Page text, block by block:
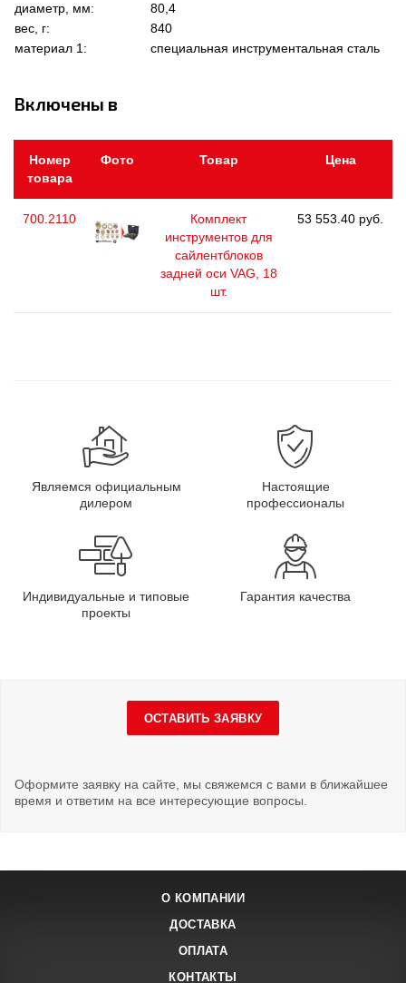
диаметр, мм:
80,4
вес, г:
840
материал 1:
специальная инструментальная сталь
Включены в
Номер
товара
Фото Товар Цена
700.2110
Комплект
инструментов для
сайлентблоков
задней оси VAG, 18
шт.
53 553.40 руб.
Являемся официальным
дилером
Настоящие
профессионалы
Индивидуальные и типовые
проекты
Гарантия качества
ОСТАВИТЬ ЗАЯВКУ
Оформите заявку на сайте, мы свяжемся с вами в ближайшее
время и ответим на все интересующие вопросы.
О КОМПАНИИ
ДОСТАВКА
ОПЛАТА
КОНТАКТЫ